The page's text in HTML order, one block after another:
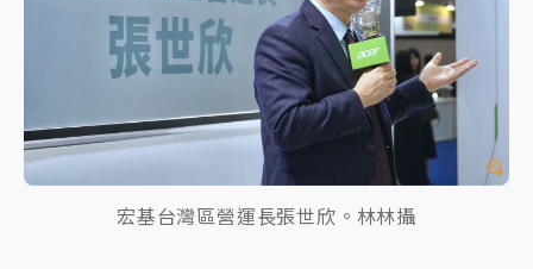
宏基台灣區營運長張世欣。林林攝